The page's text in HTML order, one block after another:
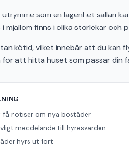
som en lägenhet sällan
mjallom finns i olika storlekar och
kötid, vilket innebär att du kan
att hitta huset som passar din
få notiser om nya bostäder
meddelande till hyresvärden
hyrs ut fort